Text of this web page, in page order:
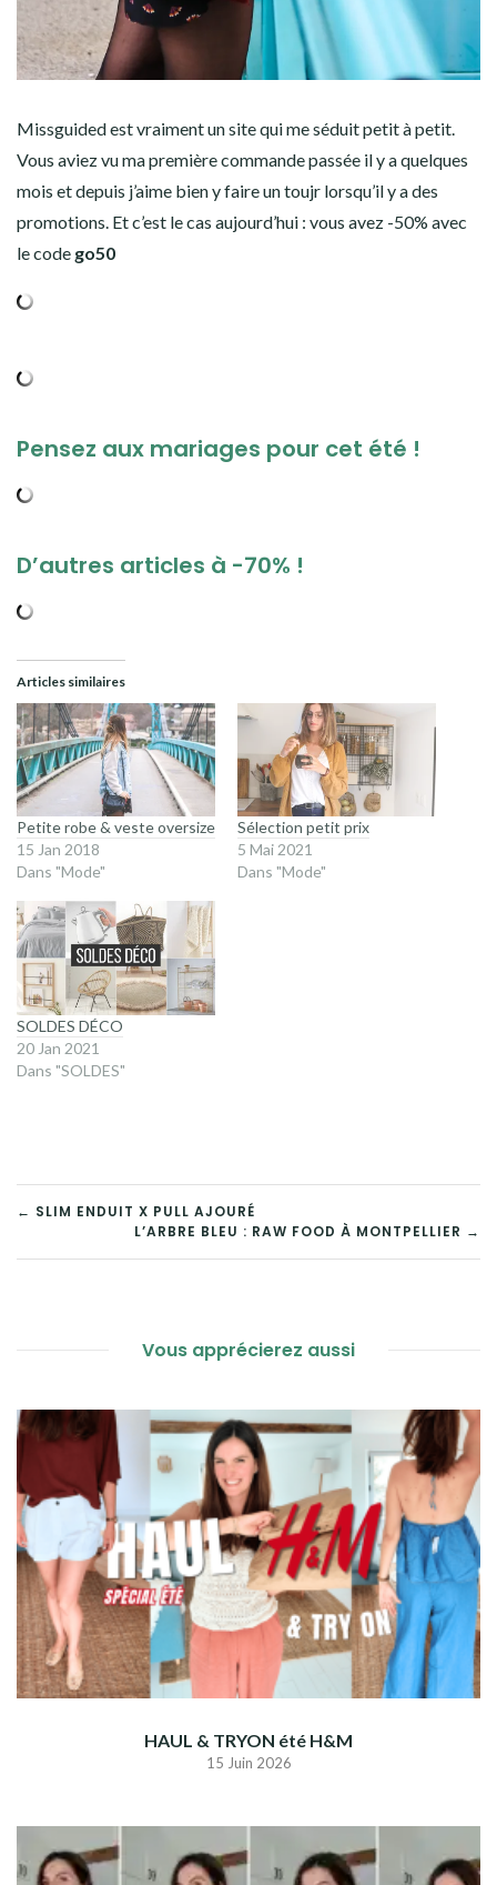
Missguided est vraiment un site qui me séduit petit à petit.
Vous aviez vu ma première commande passée il y a quelques
mois et depuis j’aime bien y faire un toujr lorsqu’il y a des
promotions. Et c’est le cas aujourd’hui : vous avez -50% avec
le code go50
Pensez aux mariages pour cet été !
D’autres articles à -70% !
Articles similaires
Petite robe & veste oversize
15 Jan 2018
Dans "Mode"
Sélection petit prix
5 Mai 2021
Dans "Mode"
SOLDES DÉCO
20 Jan 2021
Dans "SOLDES"
NAVIGATION
DE
← SLIM ENDUIT X PULL AJOURÉ
L’ARBRE BLEU : RAW FOOD À MONTPELLIER →
Vous apprécierez aussi
HAUL & TRYON été H&M
15 Juin 2026